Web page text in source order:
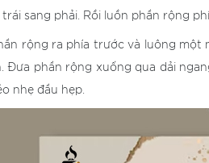
sang phải. Rồi luồn phần rộng
rộng ra phía trước và luông một
Đưa phần rộng xuống qua dải
nhẹ đầu hẹp.